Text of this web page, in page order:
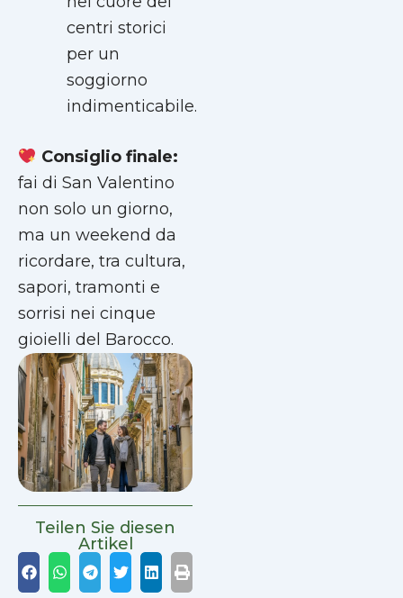
centri storici
per un
soggiorno
indimenticabile.
Consiglio finale:
fai di San Valentino
non solo un giorno,
ma un weekend da
ricordare, tra cultura,
sapori, tramonti e
sorrisi nei cinque
gioielli del Barocco.
Teilen Sie diesen
Artikel